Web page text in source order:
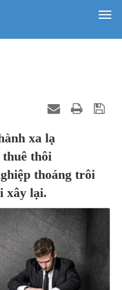
xa lạ
thôi
thoáng trôi
xây lại.